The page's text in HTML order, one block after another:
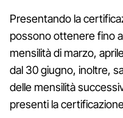
Presentando la
possono ottenere fino a
mensilità di marzo,
dal 30 giugno, inoltre,
delle mensilità
presenti la